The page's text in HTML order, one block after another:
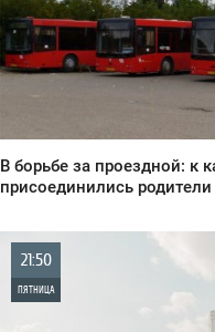
0
В борьбе за проездной: к
присоединились
21:50
ПЯТНИЦА